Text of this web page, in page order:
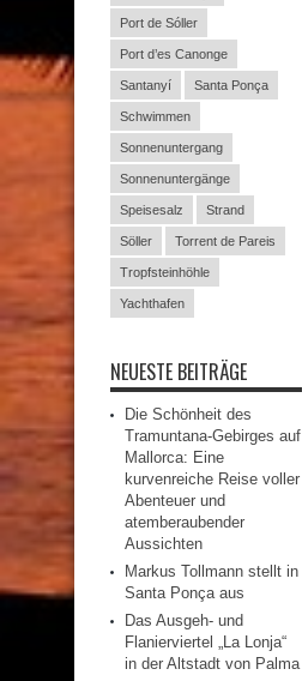
Port de Sóller
Port d’es Canonge
Santanyí Santa Ponça
Schwimmen
Sonnenuntergang
Sonnenuntergänge
Speisesalz Strand
Söller Torrent de Pareis
Tropfsteinhöhle
Yachthafen
NEUESTE BEITRÄGE
Die Schönheit des
Tramuntana-Gebirges auf
Mallorca: Eine
kurvenreiche Reise voller
Abenteuer und
atemberaubender
Aussichten
Markus Tollmann stellt in
Santa Ponça aus
Das Ausgeh- und
Flanierviertel „La Lonja“
in der Altstadt von Palma